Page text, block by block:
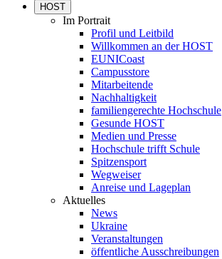
HOST
Im Portrait
Profil und Leitbild
Willkommen an der HOST
EUNICoast
Campusstore
Mitarbeitende
Nachhaltigkeit
familiengerechte Hochschule
Gesunde HOST
Medien und Presse
Hochschule trifft Schule
Spitzensport
Wegweiser
Anreise und Lageplan
Aktuelles
News
Ukraine
Veranstaltungen
öffentliche Ausschreibungen